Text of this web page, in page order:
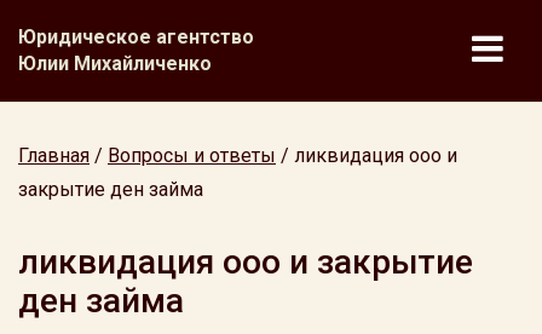
Юридическое агентство
Юлии Михайличенко
Главная / Вопросы и ответы / ликвидация ооо и
закрытие ден займа
ликвидация ооо и закрытие
ден займа